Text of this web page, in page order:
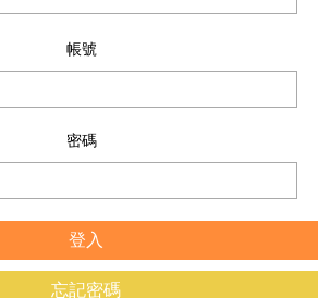
帳號
密碼
忘記密碼